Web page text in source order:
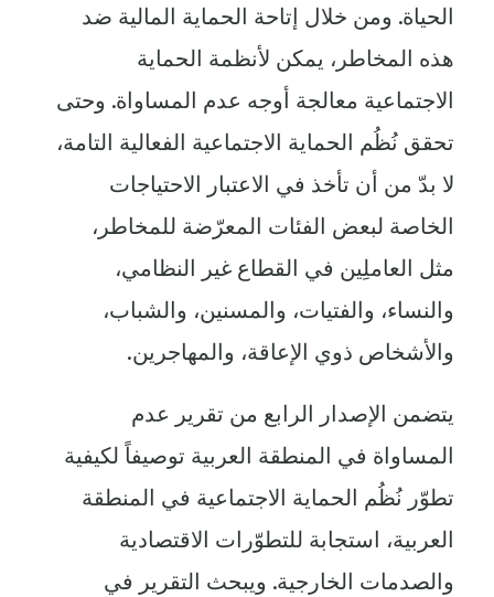
الحياة. ومن خلال إتاحة الحماية المالية ضد
هذه المخاطر، يمكن لأنظمة الحماية
الاجتماعية معالجة أوجه عدم المساواة. وحتى
تحقق نُظُم الحماية الاجتماعية الفعالية التامة،
لا بدّ من أن تأخذ في الاعتبار الاحتياجات
الخاصة لبعض الفئات المعرّضة للمخاطر،
مثل العاملِين في القطاع غير النظامي،
والنساء، والفتيات، والمسنين، والشباب،
والأشخاص ذوي الإعاقة، والمهاجرين.
يتضمن الإصدار الرابع من تقرير عدم
المساواة في المنطقة العربية توصيفاً لكيفية
تطوّر نُظُم الحماية الاجتماعية في المنطقة
العربية، استجابة للتطوّرات الاقتصادية
والصدمات الخارجية. ويبحث التقرير في